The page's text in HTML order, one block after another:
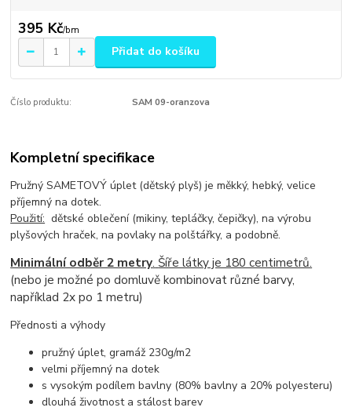
395 Kč/bm
Přidat do košíku
Číslo produktu: SAM 09-oranzova
Kompletní specifikace
Pružný SAMETOVÝ úplet (dětský plyš) je měkký, hebký, velice
příjemný na dotek.
Použití: dětské oblečení (mikiny, tepláčky, čepičky), na výrobu
plyšových hraček, na povlaky na polštářky, a podobně.
Minimální odběr 2 metry. Šíře látky je 180 centimetrů.
(nebo je možné po domluvě kombinovat různé barvy,
například 2x po 1 metru)
Přednosti a výhody
pružný úplet, gramáž 230g/m2
velmi příjemný na dotek
s vysokým podílem bavlny (80% bavlny a 20% polyesteru)
dlouhá životnost a stálost barev